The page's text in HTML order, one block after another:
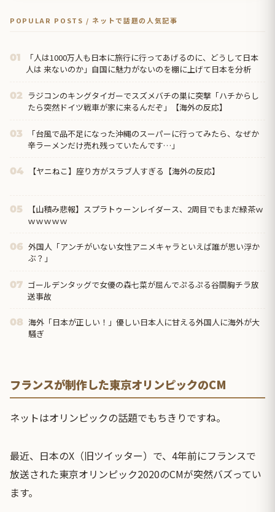
POPULAR POSTS / ネットで話題の人気記事
01
「人は1000万人も日本に旅行に行ってあげるのに、どうして日本
人は 来ないのか」自国に魅力がないのを棚に上げて日本を分析
02 ラジコンのキングタイガーでスズメバチの巣に突撃「ハチからし
たら突然ドイツ戦車が家に来るんだぞ」【海外の反応】
03
「台風で品不足になった沖縄のスーパーに行ってみたら、なぜか
辛ラーメンだけ売れ残っていたんです…」
04 【ヤニねこ】座り方がスラブ人すぎる【海外の反応】
05
【山積み悲報】スプラトゥーンレイダース、2周目でもまだ緑茶ｗ
ｗｗｗｗｗ
06 外国人「アンチがいない女性アニメキャラといえば誰が思い浮か
ぶ？」
07 ゴールデンタッグで女優の森七菜が屈んでぷるぷる谷間胸チラ放
送事故
08 海外「日本が正しい！」優しい日本人に甘える外国人に海外が大
騒ぎ
フランスが制作した東京オリンピックのCM
ネットはオリンピックの話題でもちきりですね。
最近、日本のX（旧ツイッター）で、4年前にフランスで
放送された東京オリンピック2020のCMが突然バズってい
ます。